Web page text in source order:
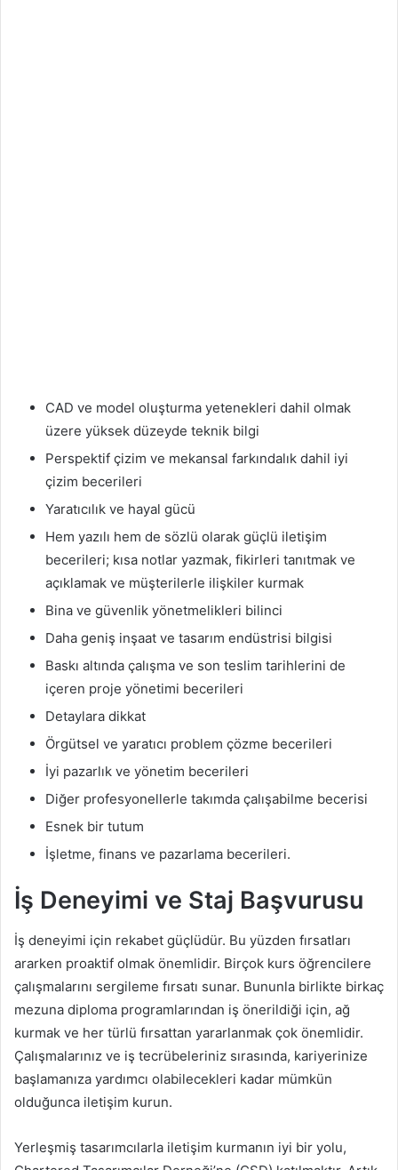
CAD ve model oluşturma yetenekleri dahil olmak
üzere yüksek düzeyde teknik bilgi
Perspektif çizim ve mekansal farkındalık dahil iyi
çizim becerileri
Yaratıcılık ve hayal gücü
Hem yazılı hem de sözlü olarak güçlü iletişim
becerileri; kısa notlar yazmak, fikirleri tanıtmak ve
açıklamak ve müşterilerle ilişkiler kurmak
Bina ve güvenlik yönetmelikleri bilinci
Daha geniş inşaat ve tasarım endüstrisi bilgisi
Baskı altında çalışma ve son teslim tarihlerini de
içeren proje yönetimi becerileri
Detaylara dikkat
Örgütsel ve yaratıcı problem çözme becerileri
İyi pazarlık ve yönetim becerileri
Diğer profesyonellerle takımda çalışabilme becerisi
Esnek bir tutum
İşletme, finans ve pazarlama becerileri.
İş Deneyimi ve Staj Başvurusu
İş deneyimi için rekabet güçlüdür. Bu yüzden fırsatları
ararken proaktif olmak önemlidir. Birçok kurs öğrencilere
çalışmalarını sergileme fırsatı sunar. Bununla birlikte birkaç
mezuna diploma programlarından iş önerildiği için, ağ
kurmak ve her türlü fırsattan yararlanmak çok önemlidir.
Çalışmalarınız ve iş tecrübeleriniz sırasında, kariyerinize
başlamanıza yardımcı olabilecekleri kadar mümkün
olduğunca iletişim kurun.
Yerleşmiş tasarımcılarla iletişim kurmanın iyi bir yolu,